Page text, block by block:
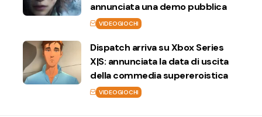
annunciata una demo pubblica
VIDEOGIOCHI
Dispatch arriva su Xbox Series
X|S: annunciata la data di uscita
della commedia supereroistica
VIDEOGIOCHI